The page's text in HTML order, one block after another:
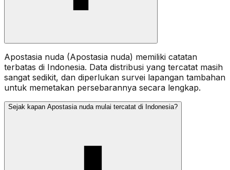
Apostasia nuda (Apostasia nuda) memiliki catatan
terbatas di Indonesia. Data distribusi yang tercatat masih
sangat sedikit, dan diperlukan survei lapangan tambahan
untuk memetakan persebarannya secara lengkap.
Sejak kapan Apostasia nuda mulai tercatat di Indonesia?